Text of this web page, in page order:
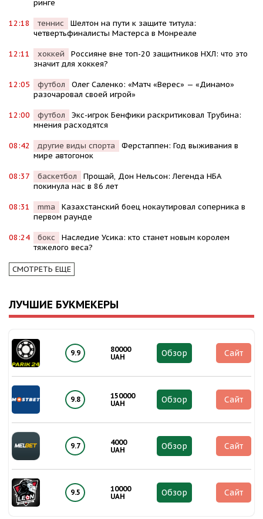
ринге
12:18 теннис
Шелтон на пути к защите титула:
четвертьфиналисты Мастерса в Монреале
12:11 хоккей
Россияне вне топ-20 защитников НХЛ: что это
значит для хоккея?
12:05 футбол
Олег Саленко: «Матч «Верес» — «Динамо»
разочаровал своей игрой»
12:00 футбол
Экс-игрок Бенфики раскритиковал Трубина:
мнения расходятся
08:42 другие виды спорта
Ферстаппен: Год выживания в
мире автогонок
08:37 баскетбол
Прощай, Дон Нельсон: Легенда НБА
покинула нас в 86 лет
08:31 mma
Казахстанский боец нокаутировал соперника в
первом раунде
08:24 бокс
Наследие Усика: кто станет новым королем
тяжелого веса?
СМОТРЕТЬ ЕЩЕ
ЛУЧШИЕ БУКМЕКЕРЫ
9.9
80000
UAH
Обзор Сайт
9.8
150000
UAH
Обзор Сайт
9.7
4000
UAH
Обзор Сайт
9.5
10000
UAH
Обзор Сайт